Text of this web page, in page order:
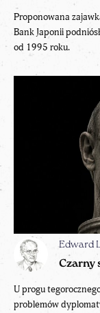
Proponowana
Bank Japonii
od 1995 roku.
Edward
Czarny
U progu
problemów